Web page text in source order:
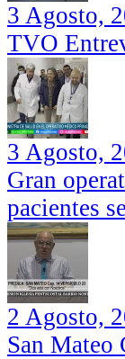
3 Agosto,
TVO
3 Agosto,
Gran
pacientes
2 Agosto,
San Mateo